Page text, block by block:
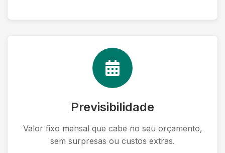
Previsibilidade
Valor fixo mensal que cabe no seu orçamento,
sem surpresas ou custos extras.